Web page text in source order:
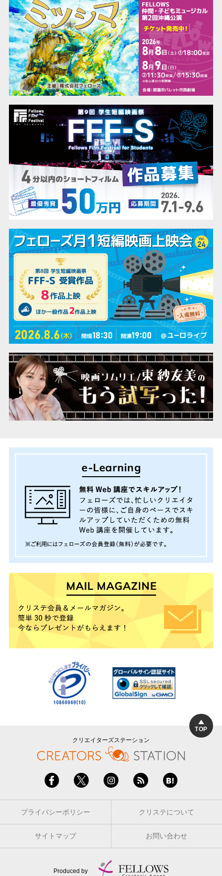
TOP
クリエイターズステーション
プライバシーポリシー クリステについて
サイトマップ お問い合わせ
Produced by